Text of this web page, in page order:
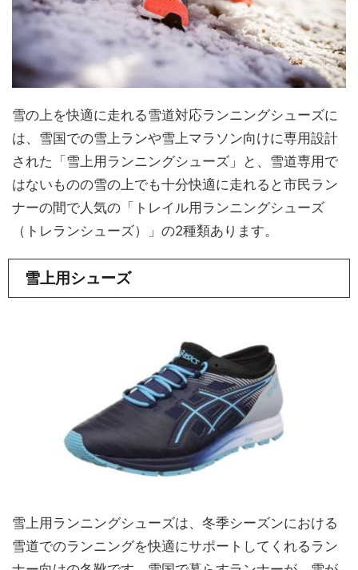
雪の上を快適に走れる雪道対応ランニングシューズに
は、雪国での雪上ランや雪上マラソン向けに専用設計
された「雪上用ランニングシューズ」と、雪道専用で
はないものの雪の上でも十分快適に走れると市民ラン
ナーの間で人気の「トレイル用ランニングシューズ
（トレランシューズ）」の2種類あります。
雪上用シューズ
雪上用ランニングシューズは、冬季シーズンにおける
雪道でのランニングを快適にサポートしてくれるラン